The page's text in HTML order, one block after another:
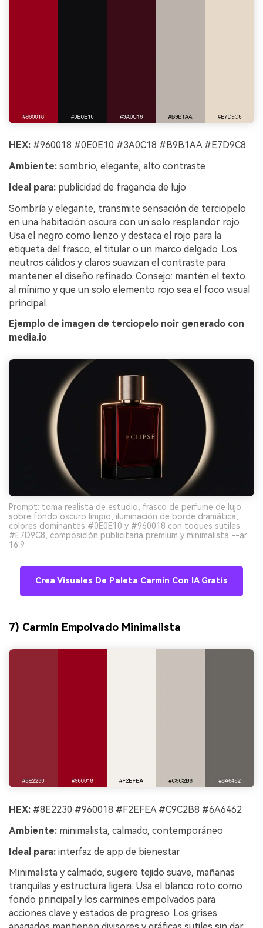
HEX: #960018 #0E0E10 #3A0C18 #B9B1AA #E7D9C8
Ambiente: sombrío, elegante, alto contraste
Ideal para: publicidad de fragancia de lujo
Sombría y elegante, transmite sensación de terciopelo
en una habitación oscura con un solo resplandor rojo.
Usa el negro como lienzo y destaca el rojo para la
etiqueta del frasco, el titular o un marco delgado. Los
neutros cálidos y claros suavizan el contraste para
mantener el diseño refinado. Consejo: mantén el texto
al mínimo y que un solo elemento rojo sea el foco visual
principal.
Ejemplo de imagen de terciopelo noir generado con
media.io
Prompt: toma realista de estudio, frasco de perfume de lujo
sobre fondo oscuro limpio, iluminación de borde dramática,
colores dominantes #0E0E10 y #960018 con toques sutiles
#E7D9C8, composición publicitaria premium y minimalista --ar
16:9
Crea Visuales De Paleta Carmín Con IA Gratis
7) Carmín Empolvado Minimalista
HEX: #8E2230 #960018 #F2EFEA #C9C2B8 #6A6462
Ambiente: minimalista, calmado, contemporáneo
Ideal para: interfaz de app de bienestar
Minimalista y calmado, sugiere tejido suave, mañanas
tranquilas y estructura ligera. Usa el blanco roto como
fondo principal y los carmines empolvados para
acciones clave y estados de progreso. Los grises